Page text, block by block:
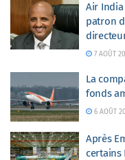
Air
patron
7 AOÛT
La
fonds
6 AOÛT
Après
certains